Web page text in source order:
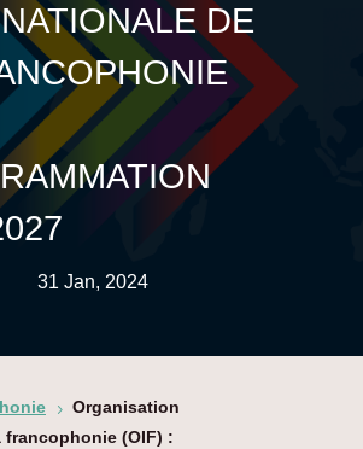
DE
31 Jan, 2024
5 Organisation
(OIF) :